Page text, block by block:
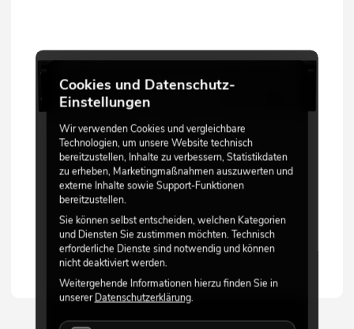
Cookies und Datenschutz-
Einstellungen
Wir verwenden Cookies und vergleichbare
Technologien, um unsere Website technisch
bereitzustellen, Inhalte zu verbessern, Statistikdaten
zu erheben, Marketingmaßnahmen auszuwerten und
externe Inhalte sowie Support-Funktionen
bereitzustellen.
Sie können selbst entscheiden, welchen Kategorien
und Diensten Sie zustimmen möchten. Technisch
erforderliche Dienste sind notwendig und können
nicht deaktiviert werden.
Weitergehende Informationen hierzu finden Sie in
unsererDatenschutzerklärung.